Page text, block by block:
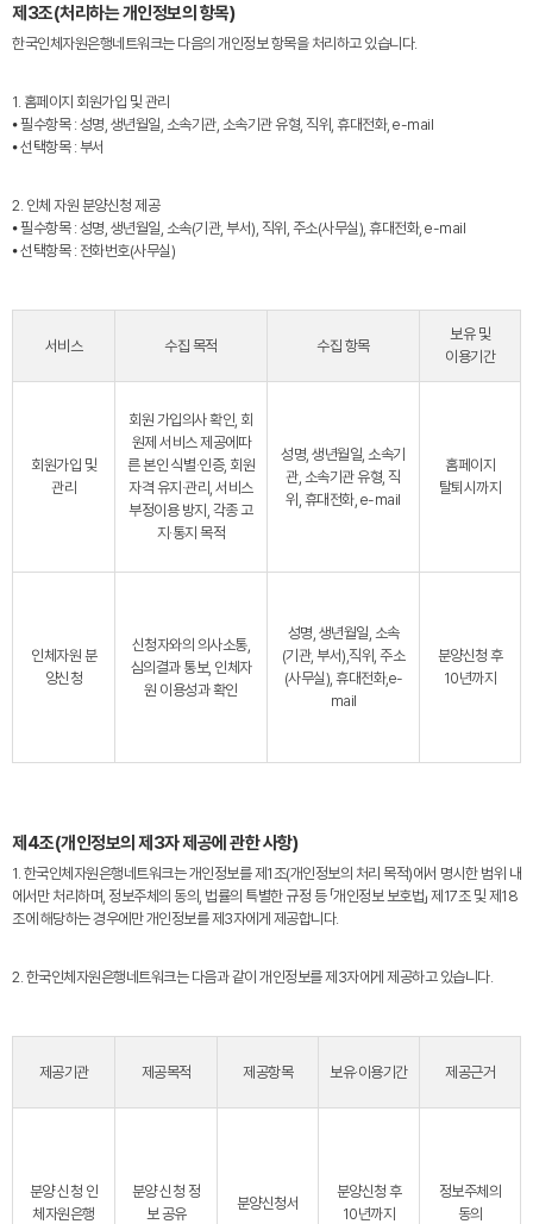
제3조(처리하는 개인정보의 항목)
한국인체자원은행네트워크는 다음의 개인정보 항목을 처리하고 있습니다.
1. 홈페이지 회원가입 및 관리
⦁ 필수항목 : 성명, 생년월일, 소속기관, 소속기관 유형, 직위, 휴대전화, e-mail
⦁ 선택항목 : 부서
2. 인체 자원 분양신청 제공
⦁ 필수항목 : 성명, 생년월일, 소속(기관, 부서), 직위, 주소(사무실), 휴대전화, e-mail
⦁ 선택항목 : 전화번호(사무실)
서비스 수집 목적 수집 항목
보유 및
이용기간
회원가입 및
관리
회원 가입의사 확인, 회
원제 서비스 제공에따
른 본인 식별·인증, 회원
자격 유지·관리, 서비스
부정이용 방지, 각종 고
지·통지 목적
성명, 생년월일, 소속기
관, 소속기관 유형, 직
위, 휴대전화, e-mail
홈페이지
탈퇴시까지
인체자원 분
양신청
신청자와의 의사소통,
심의결과 통보, 인체자
원 이용성과 확인
성명, 생년월일, 소속
(기관, 부서),직위, 주소
(사무실), 휴대전화,e-
mail
분양신청 후
10년까지
제4조(개인정보의 제3자 제공에 관한 사항)
1. 한국인체자원은행네트워크는 개인정보를 제1조(개인정보의 처리 목적)에서 명시한 범위 내
에서만 처리하며, 정보주체의 동의, 법률의 특별한 규정 등 「개인정보 보호법」 제17조 및 제18
조에 해당하는 경우에만 개인정보를 제3자에게 제공합니다.
2. 한국인체자원은행네트워크는 다음과 같이 개인정보를 제3자에게 제공하고 있습니다.
제공기관 제공목적 제공항목 보유·이용기간 제공근거
분양 신청 인
체자원은행
분양 신청 정
보 공유
분양신청서
분양신청 후
10년까지
정보주체의
동의